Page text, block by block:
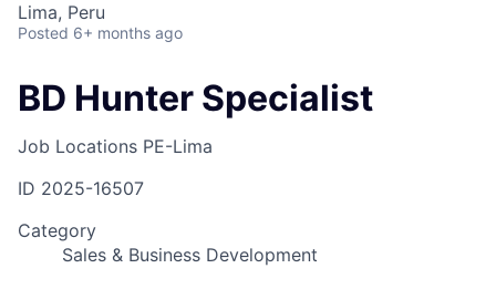
Lima, Peru
Posted 6+ months ago
BD Hunter Specialist
Job Locations PE-Lima
ID 2025-16507
Category
Sales & Business Development